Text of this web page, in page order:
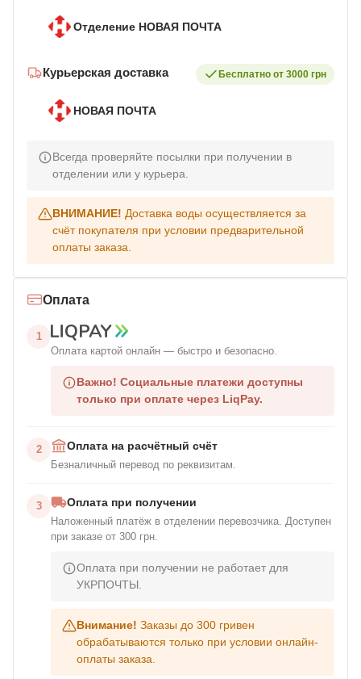
Отделение НОВАЯ ПОЧТА
Курьерская доставка Бесплатно от 3000 грн
НОВАЯ ПОЧТА
Всегда проверяйте посылки при получении в
отделении или у курьера.
ВНИМАНИЕ! Доставка воды осуществляется за
счёт покупателя при условии предварительной
оплаты заказа.
Оплата
1
Оплата картой онлайн — быстро и безопасно.
Важно! Социальные платежи доступны
только при оплате через LiqPay.
2 Оплата на расчётный счёт
Безналичный перевод по реквизитам.
3 Оплата при получении
Наложенный платёж в отделении перевозчика. Доступен
при заказе от 300 грн.
Оплата при получении не работает для
УКРПОЧТЫ.
Внимание! Заказы до 300 гривен
обрабатываются только при условии онлайн-
оплаты заказа.